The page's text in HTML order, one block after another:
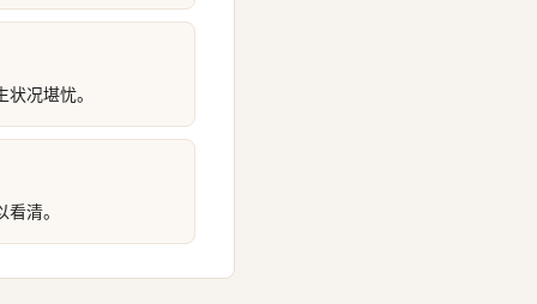
况堪忧。
清。